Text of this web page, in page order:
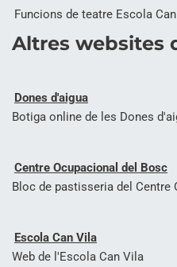
Funcions de teatre Escola
Altres websites
Dones d'aigua
Botiga online de les Dones
Centre Ocupacional del Bosc
Bloc de pastisseria del Centre
Escola Can Vila
Web de l'Escola Can Vila